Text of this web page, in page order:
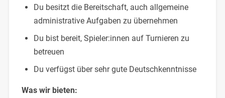
Du besitzt die Bereitschaft, auch allgemeine
administrative Aufgaben zu übernehmen
Du bist bereit, Spieler:innen auf Turnieren zu
betreuen
Du verfügst über sehr gute Deutschkenntnisse
Was wir bieten: